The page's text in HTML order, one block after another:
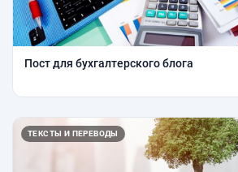
Пост для бухгалтерского блога
ТЕКСТЫ И ПЕРЕВОДЫ